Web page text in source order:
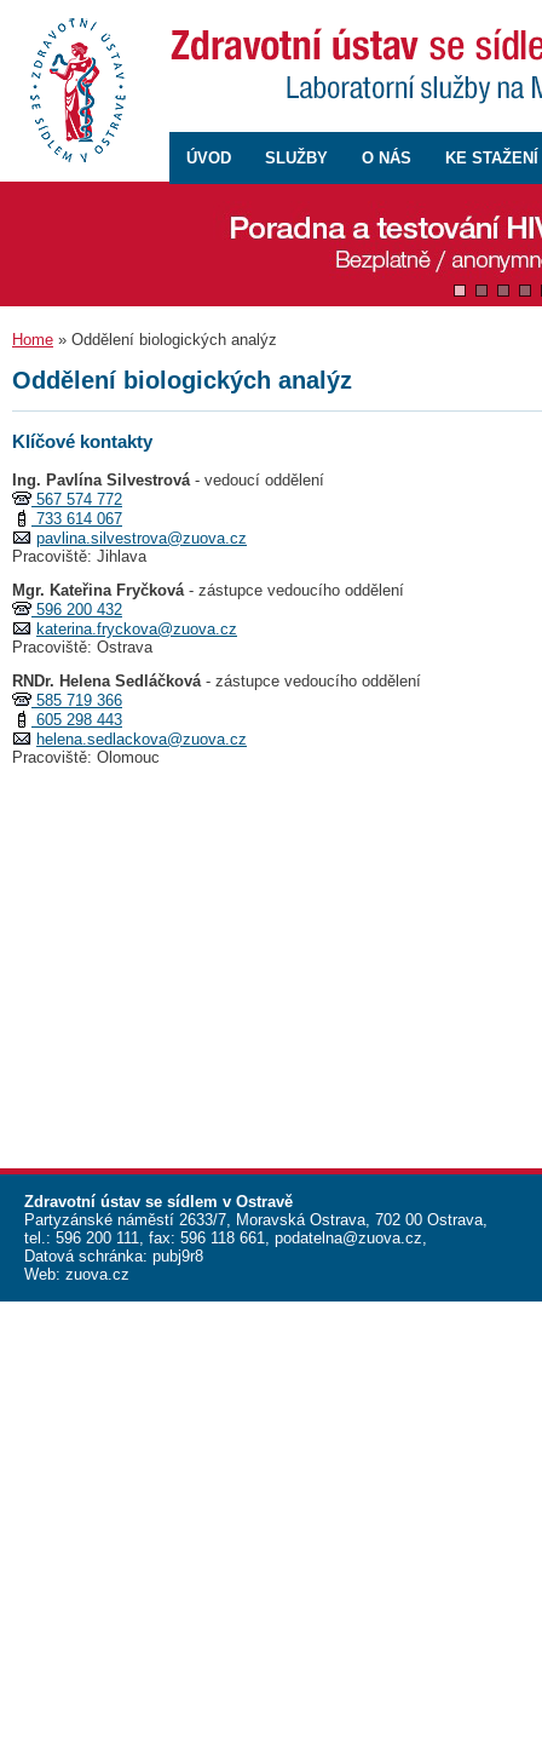
ÚVOD SLUŽBY O NÁS KE STAŽENÍ
Home » Oddělení biologických analýz
Oddělení biologických analýz
Klíčové kontakty
Ing. Pavlína Silvestrová - vedoucí oddělení
567 574 772
733 614 067
pavlina.silvestrova@zuova.cz
Pracoviště: Jihlava
Mgr. Kateřina Fryčková - zástupce vedoucího oddělení
596 200 432
katerina.fryckova@zuova.cz
Pracoviště: Ostrava
RNDr. Helena Sedláčková - zástupce vedoucího oddělení
585 719 366
605 298 443
helena.sedlackova@zuova.cz
Pracoviště: Olomouc
Zdravotní ústav se sídlem v Ostravě
Partyzánské náměstí 2633/7, Moravská Ostrava, 702 00 Ostrava,
tel.: 596 200 111, fax: 596 118 661, podatelna@zuova.cz,
Datová schránka: pubj9r8
Web: zuova.cz